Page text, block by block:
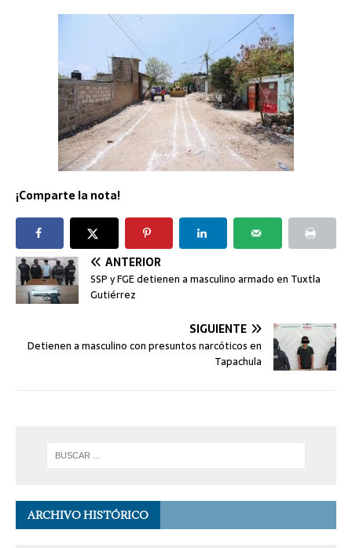
¡Comparte la nota!
ANTERIOR
SSP y FGE detienen a masculino armado en Tuxtla
Gutiérrez
SIGUIENTE
Detienen a masculino con presuntos narcóticos en
Tapachula
ARCHIVO HISTÓRICO